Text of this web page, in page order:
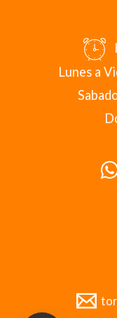
Lunes a